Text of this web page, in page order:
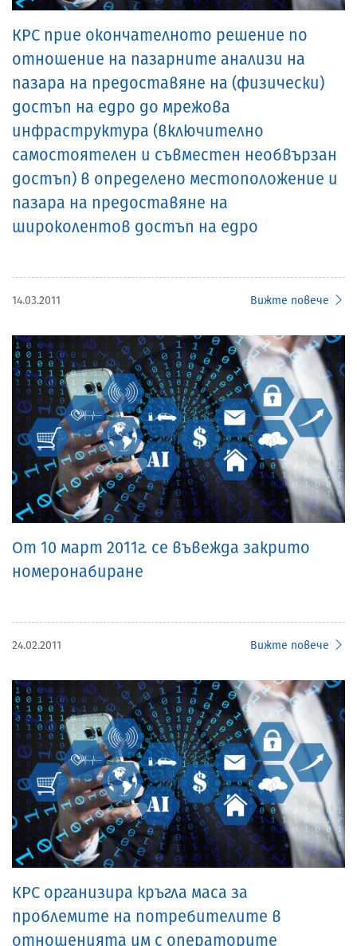
КРС прие окончателното решение по
отношение на пазарните анализи на
пазара на предоставяне на (физически)
достъп на едро до мрежова
инфраструктура (включително
самостоятелен и съвместен необвързан
достъп) в определено местоположение и
пазара на предоставяне на
широколентов достъп на едро
14.03.2011 Вижте повече
От 10 март 2011г. се въвежда закрито
номеронабиране
24.02.2011 Вижте повече
КРС организира кръгла маса за
проблемите на потребителите в
отношенията им с операторите